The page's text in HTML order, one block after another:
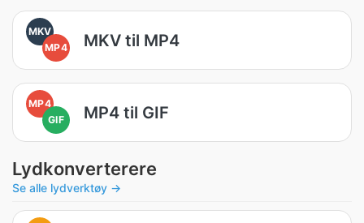
MKV
MP4
MKV til MP4
MP4
GIF
MP4 til GIF
Lydkonverterere
Se alle lydverktøy →